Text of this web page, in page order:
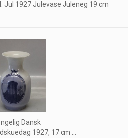
Jul 1927 Julevase Juleneg 19 cm
Dansk
1927, 17 cm ...